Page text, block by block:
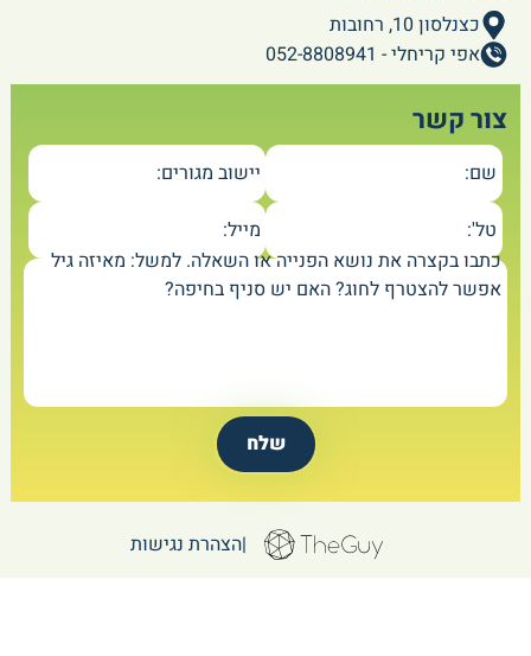
כצנלסון 10, רחובות
אפי קריחלי - 052-8808941
צור קשר
שם:
יישוב מגורים:
טל':
מייל:
כתבו בקצרה את נושא הפנייה או השאלה. למשל: מאיזה גיל
אפשר להצטרף לחוג? האם יש סניף בחיפה?
|הצהרת נגישות